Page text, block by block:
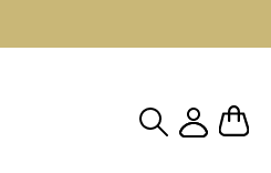
Mein